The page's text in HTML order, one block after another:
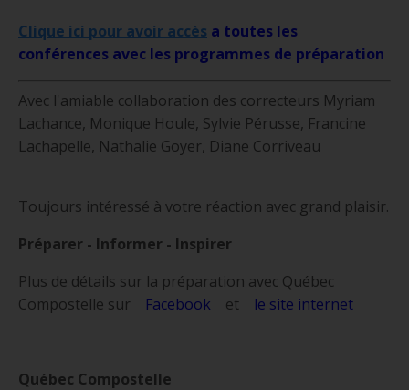
Clique ici pour avoir accès a toutes les
conférences avec les programmes de préparation
Avec l'amiable collaboration des correcteurs Myriam
Lachance, Monique Houle, Sylvie Pérusse, Francine
Lachapelle, Nathalie Goyer, Diane Corriveau
Toujours intéressé à votre réaction avec grand plaisir.
Préparer - Informer - Inspirer
Plus de détails sur la préparation avec Québec
Compostelle sur Facebook et le site internet
Québec Compostelle